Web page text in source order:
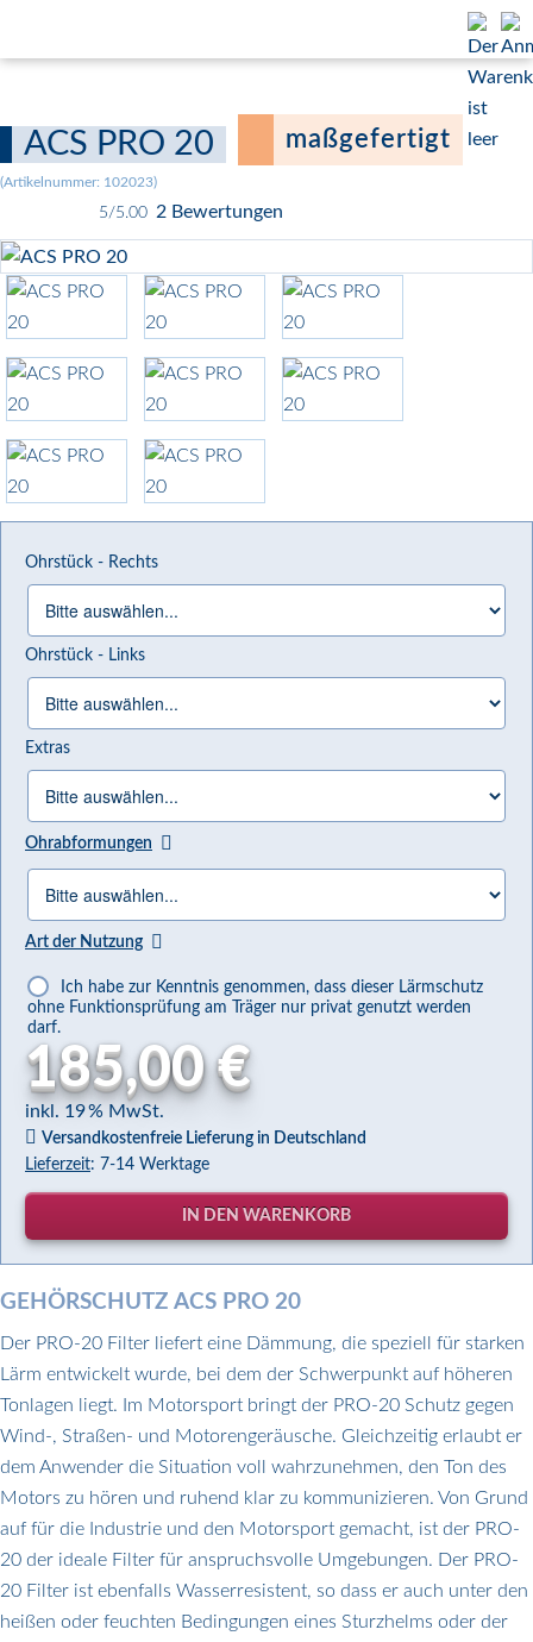
ACS PRO 20 maßgefertigt
(Artikelnummer: 102023)
5/5.00 2 Bewertungen
Ohrstück - Rechts
Ohrstück - Links
Extras
Ohrabformungen
Art der Nutzung
Ich habe zur Kenntnis genommen, dass dieser Lärmschutz
ohne Funktionsprüfung am Träger nur privat genutzt werden
darf.
185,00 €
inkl. 19 % MwSt.
Versandkostenfreie Lieferung in Deutschland
Lieferzeit: 7-14 Werktage
GEHÖRSCHUTZ ACS PRO 20
Der PRO-20 Filter liefert eine Dämmung, die speziell für starken
Lärm entwickelt wurde, bei dem der Schwerpunkt auf höheren
Tonlagen liegt. Im Motorsport bringt der PRO-20 Schutz gegen
Wind-, Straßen- und Motorengeräusche. Gleichzeitig erlaubt er
dem Anwender die Situation voll wahrzunehmen, den Ton des
Motors zu hören und ruhend klar zu kommunizieren. Von Grund
auf für die Industrie und den Motorsport gemacht, ist der PRO-
20 der ideale Filter für anspruchsvolle Umgebungen. Der PRO-
20 Filter ist ebenfalls Wasserresistent, so dass er auch unter den
heißen oder feuchten Bedingungen eines Sturzhelms oder der